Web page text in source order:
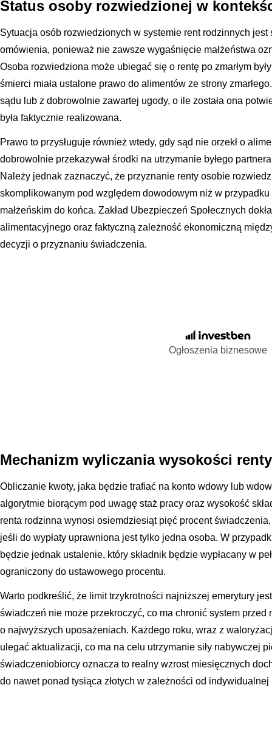
Status osoby rozwiedzionej w
Sytuacja osób rozwiedzionych w systemie rent rodzinnych
omówienia, ponieważ nie zawsze wygaśnięcie małżeństwa
Osoba rozwiedziona może ubiegać się o rentę po zmarłym
śmierci miała ustalone prawo do alimentów ze strony
sądu lub z dobrowolnie zawartej ugody, o ile została ona
była faktycznie realizowana.
Prawo to przysługuje również wtedy, gdy sąd nie orzekł o
dobrowolnie przekazywał środki na utrzymanie byłego
Należy jednak zaznaczyć, że przyznanie renty osobie
skomplikowanym pod względem dowodowym niż w
małżeńskim do końca. Zakład Ubezpieczeń Społecznych
alimentacyjnego oraz faktyczną zależność ekonomiczną
decyzji o przyznaniu świadczenia.
Ogłoszenia biznesowe
Mechanizm wyliczania wysokości
Obliczanie kwoty, jaka będzie trafiać na konto wdowy lub
algorytmie biorącym pod uwagę staż pracy oraz wysokość
renta rodzinna wynosi osiemdziesiąt pięć procent świadczenia,
jeśli do wypłaty uprawniona jest tylko jedna osoba. W
będzie jednak ustalenie, który składnik będzie wypłacany w
ograniczony do ustawowego procentu.
Warto podkreślić, że limit trzykrotności najniższej emerytury
świadczeń nie może przekroczyć, co ma chronić system
o najwyższych uposażeniach. Każdego roku, wraz z
ulegać aktualizacji, co ma na celu utrzymanie siły nabywczej
świadczeniobiorcy oznacza to realny wzrost miesięcznych
do nawet ponad tysiąca złotych w zależności od